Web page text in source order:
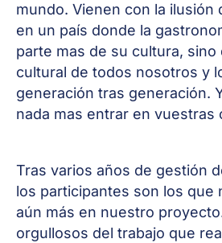
mundo. Vienen con la ilusión
en un país donde la
parte mas de su cultura, sino
cultural de todos nosotros y
generación tras generación.
nada mas entrar en vuestras
Tras varios años de gestión
los participantes son los que
aún más en nuestro
orgullosos del trabajo que